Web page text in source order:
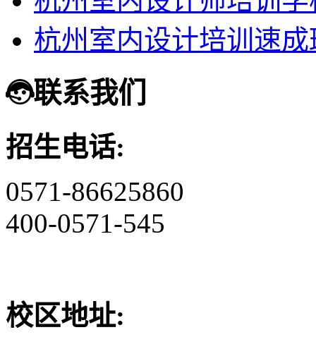
杭州室内设计培训速成
联系我们
招生电话:
0571-86625860
400-0571-545
校区地址: